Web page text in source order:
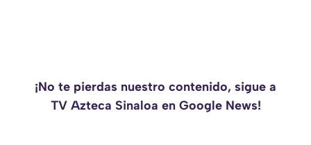
¡No te pierdas nuestro contenido, sigue a
TV Azteca Sinaloa en Google News!